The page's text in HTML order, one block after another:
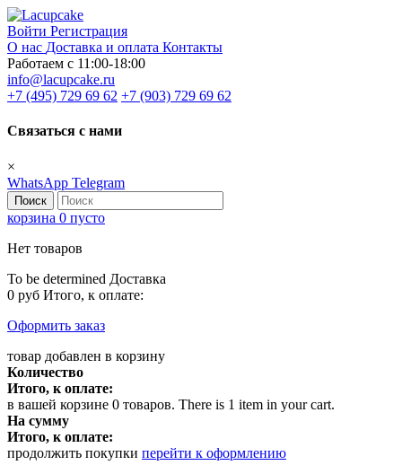
Войти Регистрация
О нас Доставка и оплата Контакты
Работаем с 11:00-18:00
info@lacupcake.ru
+7 (495) 729 69 62 +7 (903) 729 69 62
Связаться с нами
×
WhatsApp Telegram
Поиск
корзина 0 пусто
Нет товаров
To be determined Доставка
0 руб Итого, к оплате:
Оформить заказ
товар добавлен в корзину
Количество
Итого, к оплате:
в вашей корзине 0 товаров. There is 1 item in your cart.
На сумму
Итого, к оплате:
продолжить покупки перейти к оформлению